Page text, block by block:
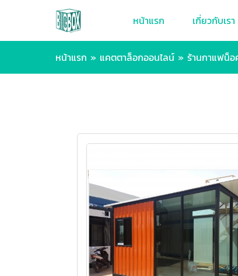
หน้าแรก เกี่ยวกับเรา
หน้าแรก » แคตตาล็อกออนไลน์ » ร้านกาแฟน็อ